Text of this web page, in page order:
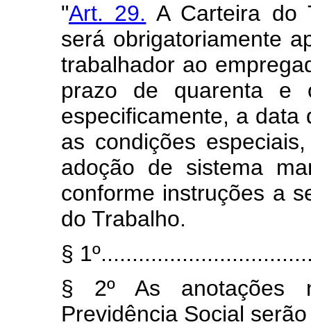
"Art. 29. A Carteira do
será obrigatoriamente
trabalhador ao
prazo de quarenta e
especificamente, a
as condições
adoção de sistema
conforme instruções a
do Trabalho.
§
§ 2º As anotações
Previdência Social